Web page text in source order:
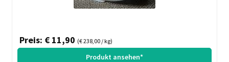
Preis: € 11,90 (€ 238,00 / kg)
Produkt ansehen*